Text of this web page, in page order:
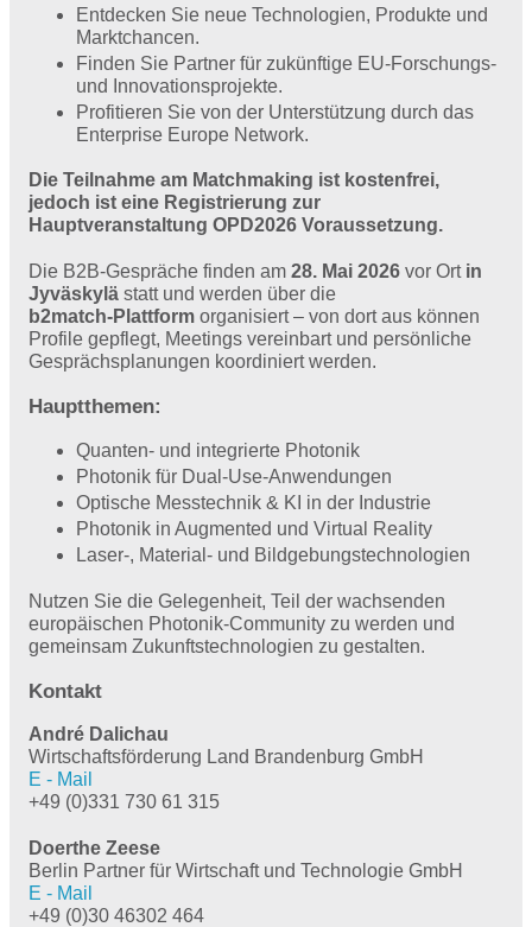
Entdecken Sie neue Technologien, Produkte und
Marktchancen.
Finden Sie Partner für zukünftige EU‑Forschungs-
und Innovationsprojekte.
Profitieren Sie von der Unterstützung durch das
Enterprise Europe Network.
Die Teilnahme am Matchmaking ist kostenfrei,
jedoch ist eine Registrierung zur
Hauptveranstaltung OPD2026 Voraussetzung.
Die B2B-Gespräche finden am 28. Mai 2026 vor Ort in
Jyväskylä statt und werden über die
b2match‑Plattform organisiert – von dort aus können
Profile gepflegt, Meetings vereinbart und persönliche
Gesprächsplanungen koordiniert werden.
Hauptthemen:
Quanten- und integrierte Photonik
Photonik für Dual-Use-Anwendungen
Optische Messtechnik & KI in der Industrie
Photonik in Augmented und Virtual Reality
Laser-, Material- und Bildgebungstechnologien
Nutzen Sie die Gelegenheit, Teil der wachsenden
europäischen Photonik-Community zu werden und
gemeinsam Zukunftstechnologien zu gestalten.
Kontakt
André Dalichau
Wirtschaftsförderung Land Brandenburg GmbH
E - Mail
+49 (0)331 730 61 315
Doerthe Zeese
Berlin Partner für Wirtschaft und Technologie GmbH
E - Mail
+49 (0)30 46302 464